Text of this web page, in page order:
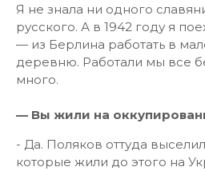
Я не знала ни одного
русского. А в 1942 году я
— из Берлина работать в
деревню. Работали мы все
много.
— Вы жили на
- Да. Поляков оттуда
которые жили до этого на